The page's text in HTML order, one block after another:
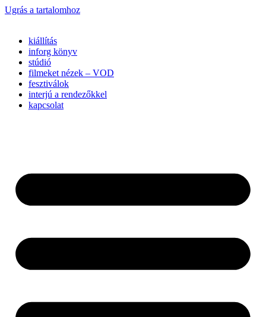
Ugrás a tartalomhoz
kiállítás
inforg könyv
stúdió
filmeket nézek – VOD
fesztiválok
interjú a rendezőkkel
kapcsolat